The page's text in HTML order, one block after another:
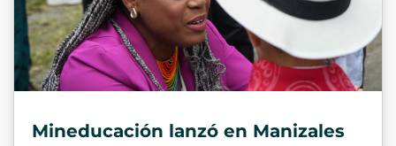
Mineducación lanzó en Manizales